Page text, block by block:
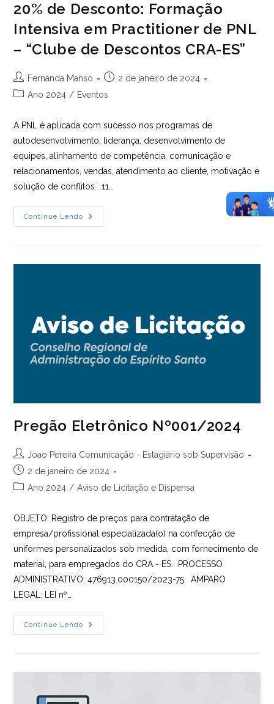
20% de Desconto: Formação
Intensiva em Practitioner de PNL
– “Clube de Descontos CRA-ES”
Autor
do
Fernanda Manso
Post2 de janeiro de 2024
Categoria
post:
Ano 2024 / Eventos
A PNL é aplicada com sucesso nos programas de
autodesenvolvimento, liderança, desenvolvimento de
equipes, alinhamento de competência, comunicação e
relacionamentos, vendas, atendimento ao cliente, motivação e
solução de conflitos. 11…
Continue Lendo
20%
De
Descontos
CRA-
ES”
Pregão Eletrônico Nº001/2024
Autor
do
Joao Pereira Comunicação - Estagiário sob Supervisão
Post
publicado:
2 de janeiro de 2024
Categoria
Ano 2024 / Aviso de Licitação e Dispensa
OBJETO: Registro de preços para contratação de
empresa/profissional especializada(o) na confecção de
uniformes personalizados sob medida, com fornecimento de
material, para empregados do CRA - ES. PROCESSO
ADMINISTRATIVO: 476913.000150/2023-75. AMPARO
LEGAL: LEI nº…
Continue Lendo
Pregão
Eletrônico